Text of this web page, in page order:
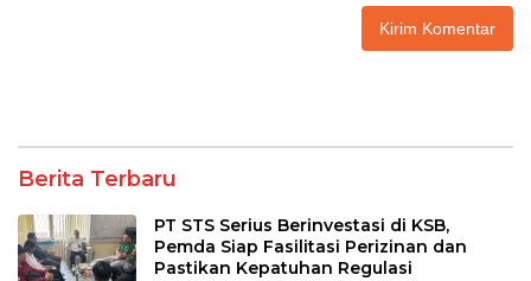
Berita Terbaru
PT STS Serius Berinvestasi di KSB,
Pemda Siap Fasilitasi Perizinan dan
Pastikan Kepatuhan Regulasi